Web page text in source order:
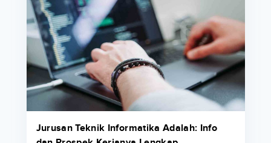
Jurusan Teknik Informatika Adalah: Info